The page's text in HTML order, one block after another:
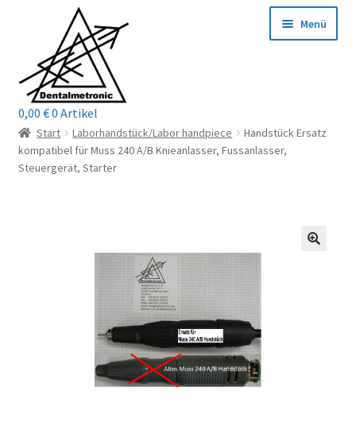
Navigation
springen
springen
Menü
Home
Shop
Wichtige Infos
0,00 €0 Artikel
Start Laborhandstück/Labor handpiece
Handstück Ersatz
kompatibel für Muss 240 A/B Knieanlasser, Fussanlasser,
Steuergerät, Starter